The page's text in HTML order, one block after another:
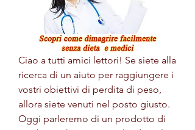
Ciao a tutti amici lettori! Se siete alla
ricerca di un aiuto per raggiungere i
vostri obiettivi di perdita di peso,
allora siete venuti nel posto giusto.
Oggi parleremo di un prodotto di